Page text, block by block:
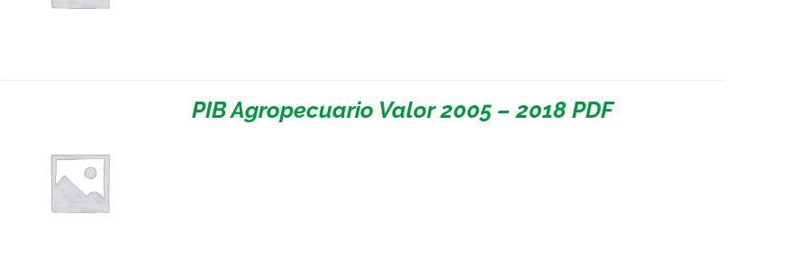
PIB Agropecuario Valor 2005 – 2018 PDF